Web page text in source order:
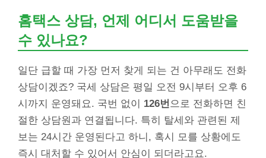
홈택스 상담, 언제 어디서 도움받을
수 있나요?
일단 급할 때 가장 먼저 찾게 되는 건 아무래도 전화
상담이겠죠? 국세 상담은 평일 오전 9시부터 오후 6
시까지 운영돼요. 국번 없이 126번으로 전화하면 친
절한 상담원과 연결됩니다. 특히 탈세와 관련된 제
보는 24시간 운영된다고 하니, 혹시 모를 상황에도
즉시 대처할 수 있어서 안심이 되더라고요.